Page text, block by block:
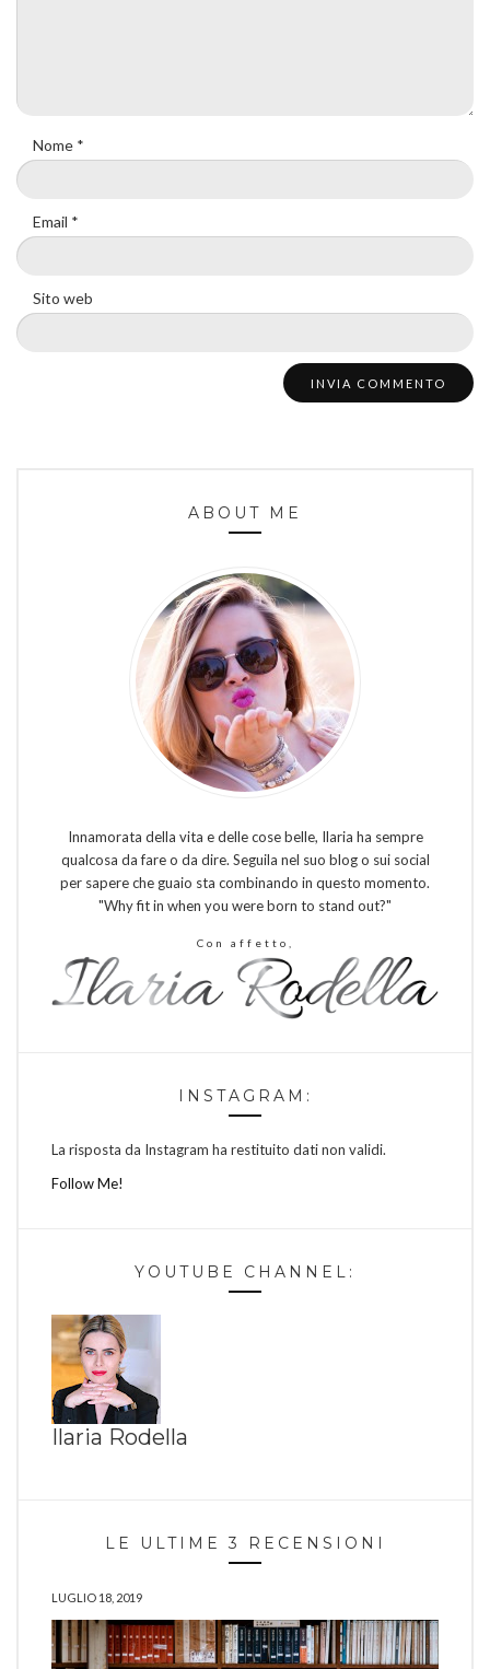
Nome *
Email *
Sito web
ABOUT ME
Innamorata della vita e delle cose belle, Ilaria ha sempre
qualcosa da fare o da dire. Seguila nel suo blog o sui social
per sapere che guaio sta combinando in questo momento.
"Why fit in when you were born to stand out?"
Con affetto,
INSTAGRAM:
La risposta da Instagram ha restituito dati non validi.
Follow Me!
YOUTUBE CHANNEL:
Ilaria Rodella
LE ULTIME 3 RECENSIONI
LUGLIO 18, 2019